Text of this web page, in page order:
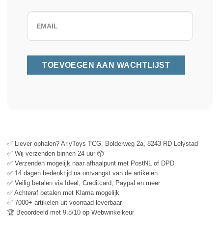
✅ Liever ophalen? ArlyToys TCG, Bolderweg 2a, 8243 RD Lelystad
✅ Wij verzenden binnen 24 uur 📦
✅ Verzenden mogelijk naar afhaalpunt met PostNL of DPD
✅ 14 dagen bedenktijd na ontvangst van de artikelen
✅ Veilig betalen via Ideal, Creditcard, Paypal en meer
✅ Achteraf betalen met Klarna mogelijk
✅ 7000+ artikelen uit voorraad leverbaar
🏆 Beoordeeld met 9.8/10 op Webwinkelkeur